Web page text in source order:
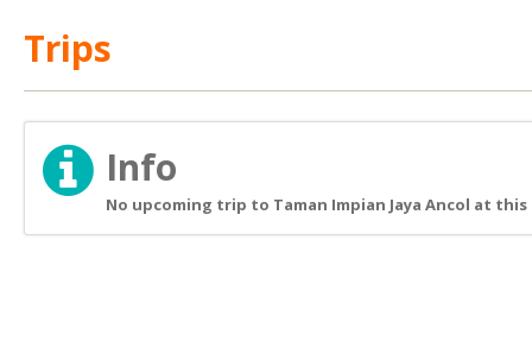
Trips
Info
No upcoming trip to Taman Impian Jaya Ancol at